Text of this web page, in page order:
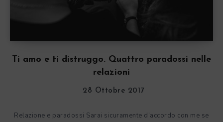
Ti amo e ti distruggo. Quattro paradossi nelle
relazioni
28 Ottobre 2017
Relazione e paradossi Sarai sicuramente d’accordo con me se